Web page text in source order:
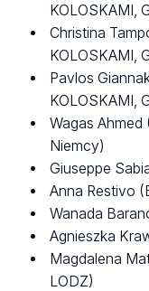
KOLOSKAMI,
Christina
KOLOSKAMI,
Pavlos
KOLOSKAMI,
Wagas Ahmed
Niemcy)
Giuseppe
Anna Restivo
Wanada
Agnieszka
Magdalena
LODZ)